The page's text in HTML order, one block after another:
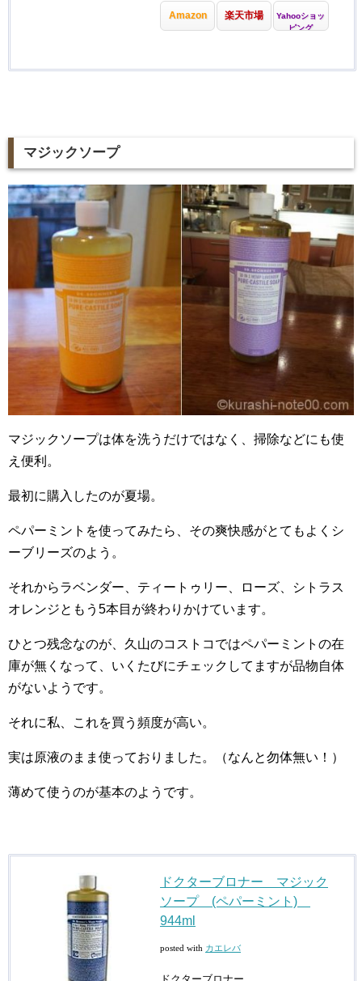
Amazon 楽天市場
Yahooショッ
ピング
マジックソープ
マジックソープは体を洗うだけではなく、掃除などにも使
え便利。
最初に購入したのが夏場。
ペパーミントを使ってみたら、その爽快感がとてもよくシ
ーブリーズのよう。
それからラベンダー、ティートゥリー、ローズ、シトラス
オレンジともう5本目が終わりかけています。
ひとつ残念なのが、久山のコストコではペパーミントの在
庫が無くなって、いくたびにチェックしてますが品物自体
がないようです。
それに私、これを買う頻度が高い。
実は原液のまま使っておりました。（なんと勿体無い！）
薄めて使うのが基本のようです。
ドクターブロナー マジック
ソープ (ペパーミント)
944ml
posted with カエレバ